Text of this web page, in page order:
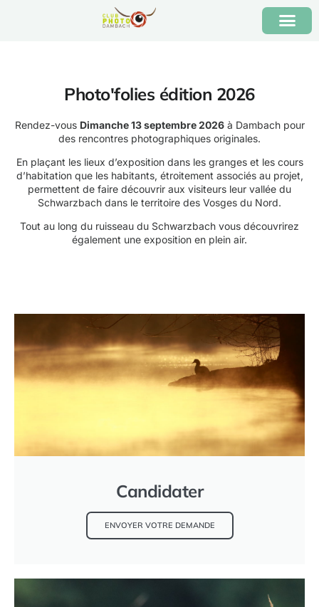
Photo'folies édition 2026
Rendez-vous Dimanche 13 septembre 2026à Dambach pour
des rencontres photographiques originales.
En plaçant les lieux d’exposition dans les granges et les cours
d’habitation que les habitants, étroitement associés au projet,
permettent de faire découvrir aux visiteurs leur vallée du
Schwarzbach dans le territoire des Vosges du Nord.
Tout au long du ruisseau du Schwarzbach vous découvrirez
également une exposition en plein air.
Candidater
ENVOYER VOTRE DEMANDE